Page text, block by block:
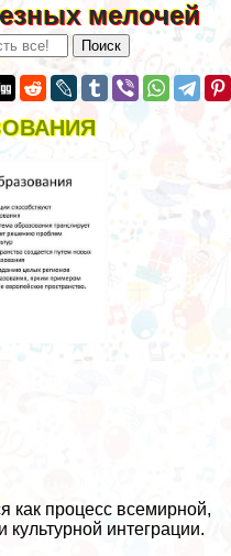
мелочей
как процесс всемирной,
культурной интеграции.